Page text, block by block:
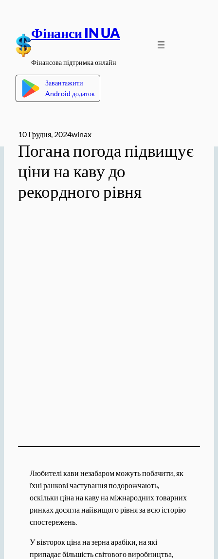
вмісту
Фінанси IN UA
Фінансова підтримка онлайн
Завантажити
Android додаток
10 Грудня, 2024winax
Погана погода підвищує
ціни на каву до
рекордного рівня
Любителі кави незабаром можуть побачити, як
їхні ранкові частування подорожчають,
оскільки ціна на каву на міжнародних товарних
ринках досягла найвищого рівня за всю історію
спостережень.
У вівторок ціна на зерна арабіки, на які
припадає більшість світового виробництва,